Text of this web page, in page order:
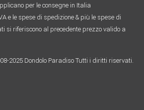
per le consegne in Italia
e le spese di spedizione & più le spese di
si riferiscono al precedente prezzo valido a
2025 Dondolo Paradiso Tutti i diritti riservati.